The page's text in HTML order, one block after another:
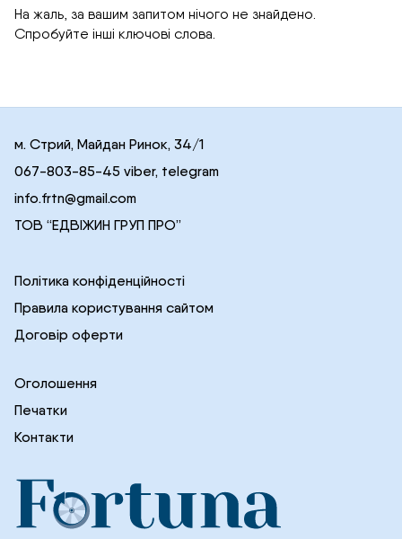
На жаль, за вашим запитом нічого не знайдено.
Спробуйте інші ключові слова.
м. Стрий, Майдан Ринок, 34/1
067-803-85-45 viber, telegram
info.frtn@gmail.com
ТОВ “ЕДВІЖИН ГРУП ПРО”
Політика конфіденційності
Правила користування сайтом
Договір оферти
Оголошення
Печатки
Контакти